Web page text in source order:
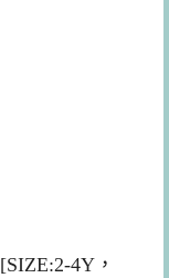
[SIZE:2-4Y，